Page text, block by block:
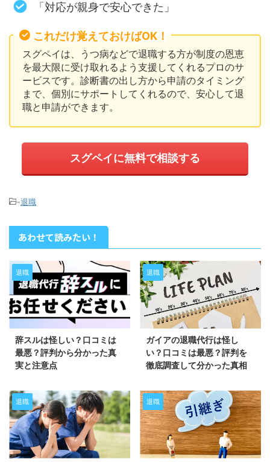
「対応が親身で安心できた」
これだけ覚えておけばOK！
スグペイは、うつ病などで退職する方が制度の恩恵
を最大限に受け取れるよう支援してくれるプロのサ
ービスです。診断書の出し方から申請のタイミング
まで、個別にサポートしてくれるので、安心して退
職と申請ができます。
スグペイに無料で相談する
-退職
あわせて読みたい！
退職
辞スルは怪しい？口コミは
最悪？評判から分かった真
実と注意点
退職
ガイアの退職代行は怪し
い？口コミは最悪？評判を
徹底調査して分かった真相
退職 退職